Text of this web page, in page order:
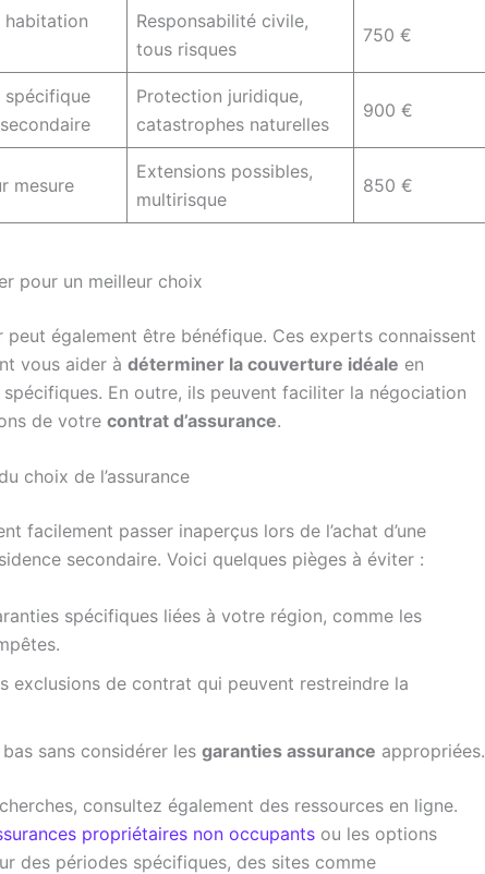
habitation
Responsabilité civile,
tous risques
750 €
spécifique
Protection juridique,
catastrophes naturelles
900 €
mesure
Extensions possibles,
multirisque
850 €
pour un meilleur choix
peut également être bénéfique. Ces experts connaissent
vous aider à déterminer la couverture idéale en
En outre, ils peuvent faciliter la négociation
de votre contrat d’assurance.
choix de l’assurance
facilement passer inaperçus lors de l’achat d’une
secondaire. Voici quelques pièges à éviter :
spécifiques liées à votre région, comme les
exclusions de contrat qui peuvent restreindre la
sans considérer les garanties assurance appropriées.
consultez également des ressources en ligne.
propriétaires non occupants ou les options
des périodes spécifiques, des sites comme